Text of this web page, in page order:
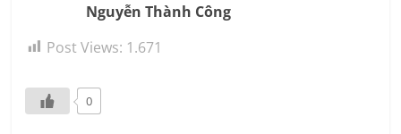
Nguyễn Thành Công
Post Views: 1.671
0